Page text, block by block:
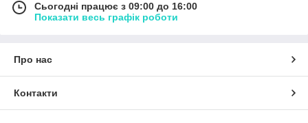
Сьогодні працює з 09:00 до 16:00
Показати весь графік роботи
Про нас
Контакти